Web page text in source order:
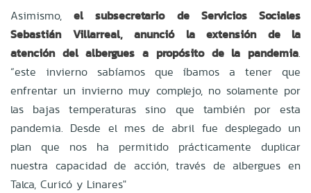
Asimismo,el subsecretario de Servicios Sociales
Sebastián Villarreal, anunció la extensión de la
atención del albergues a propósito de la pandemia.
“este invierno sabíamos que íbamos a tener que
enfrentar un invierno muy complejo, no solamente por
las bajas temperaturas sino que también por esta
pandemia. Desde el mes de abril fue desplegado un
plan que nos ha permitido prácticamente duplicar
nuestra capacidad de acción, través de albergues en
Talca, Curicó y Linares"